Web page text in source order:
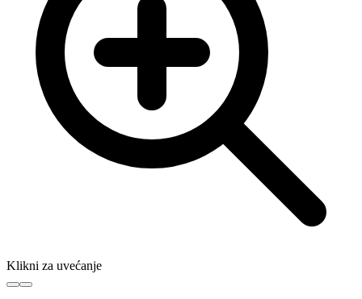
Klikni za uvećanje